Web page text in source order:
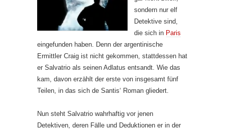
sondern nur elf
Detektive sind,
die sich in Paris
eingefunden haben. Denn der argentinische
Ermittler Craig ist nicht gekommen, stattdessen hat
er Salvatrio als seinen Adlatus entsandt. Wie das
kam, davon erzählt der erste von insgesamt fünf
Teilen, in das sich de Santis‘ Roman gliedert.
Nun steht Salvatrio wahrhaftig vor jenen
Detektiven, deren Fälle und Deduktionen er in der